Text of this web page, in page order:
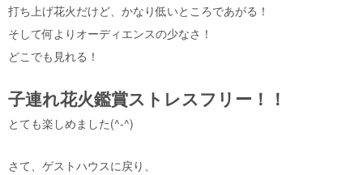
打ち上げ花火だけど、かなり低いところであがる！
そして何よりオーディエンスの少なさ！
どこでも見れる！
子連れ花火鑑賞ストレスフリー！！
とても楽しめました(^-^)
さて、ゲストハウスに戻り、